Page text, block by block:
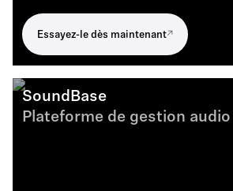
Essayez-le dès maintenant
SoundBase
Plateforme de gestion